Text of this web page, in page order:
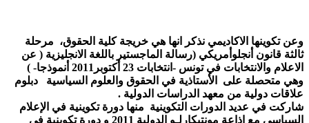
وعن تكوينها الاكاديمي نذكر انها هي خريجة كلية الحقوق، مرحلة
ثالثة قانون أنجلوأمريكي (رسالة الماجستير باللغة الانجليزية ( عن
الاعلام والانتخابات في تونس -انتخابات 23 أكتوبر2011 أنموذجا- )
وهي متحصلة على الأستاذية في الحقوق والعلوم السياسية دبلوم
علاقات دولية من معهد الدراسات الدولية .
شاركت في عديد الدورات التكوينية منها دورة تكوينية في الإعلام
السياسي مع إذاعة مونتيكارلـو الدولية 2011 و دورة تكوينية في